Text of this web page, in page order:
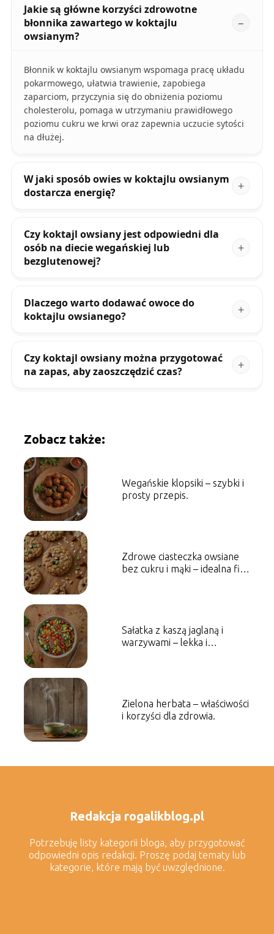
Jakie są główne korzyści zdrowotne
błonnika zawartego w koktajlu
owsianym?
Błonnik w koktajlu owsianym wspomaga pracę układu
pokarmowego, ułatwia trawienie, zapobiega
zaparciom, przyczynia się do obniżenia poziomu
cholesterolu, pomaga w utrzymaniu prawidłowego
poziomu cukru we krwi oraz zapewnia uczucie sytości
na dłużej.
W jaki sposób owies w koktajlu owsianym
dostarcza energię?
Czy koktajl owsiany jest odpowiedni dla
osób na diecie wegańskiej lub
bezglutenowej?
Dlaczego warto dodawać owoce do
koktajlu owsianego?
Czy koktajl owsiany można przygotować
na zapas, aby zaoszczędzić czas?
Zobacz także:
Wegańskie klopsiki – szybki i
prosty przepis.
Zdrowe ciasteczka owsiane
bez cukru i mąki – idealna fit
Sałatka z kaszą jaglaną i
warzywami – lekka i
Zielona herbata – właściwości
i korzyści dla zdrowia.
Redakcja rogalikblog.pl
Potrzebuję listy kategorii bloga, aby przygotować
odpowiedni opis redakcji. Proszę podaj tematy lub
kategorie, które mają być uwzględnione.